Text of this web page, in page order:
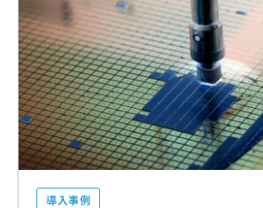
導入事例